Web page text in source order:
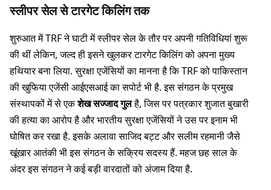
स्लीपर सेल से टारगेट किलिंग तक
शुरुआत में TRF ने घाटी में स्लीपर सेल के तौर पर अपनी गतिविधियां शुरू
की थीं लेकिन, जल्द ही इसने खुलकर टारगेट किलिंग को अपना मुख्य
हथियार बना लिया. सुरक्षा एजेंसियों का मानना है कि TRF को पाकिस्तान
की खुफिया एजेंसी आईएसआई का सपोर्ट भी है. इस संगठन के प्रमुख
संस्थापकों में से एकशेख सज्जाद गुलहै, जिस पर पत्रकार शुजात बुखारी
की हत्या का आरोप है और भारतीय सुरक्षा एजेंसियों ने उस पर इनाम भी
घोषित कर रखा है. इसके अलावा साजिद बट्ट और सलीम रहमानी जैसे
खूंखार आतंकी भी इस संगठन के सक्रिय सदस्य हैं. महज छह साल के
अंदर इस संगठन ने कई बड़ी वारदातों को अंजाम दिया है.